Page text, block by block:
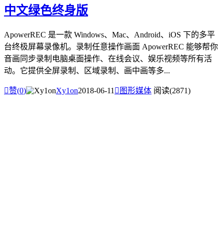
中文绿色终身版
ApowerREC 是一款 Windows、Mac、Android、iOS 下的多平
台终极屏幕录像机。录制任意操作画面 ApowerREC 能够帮你
音画同步录制电脑桌面操作、在线会议、娱乐视频等所有活
动。它提供全屏录制、区域录制、画中画等多...
赞(0) Xy1on2018-06-11  图形媒体 阅读(2871)